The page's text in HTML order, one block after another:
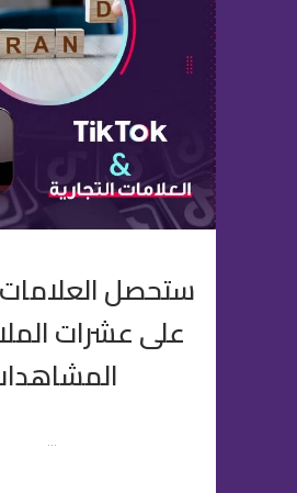
ستحصل العلامات
على عشرات
...